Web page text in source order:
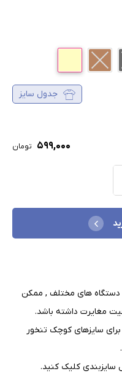
جدول سایز
۵۹۹,۰۰۰ تومان
های مختلف , ممکن
مغایرت داشته باشد.
سایزهای کوچک تنخور
.
سایزبندی کلیک کنید.